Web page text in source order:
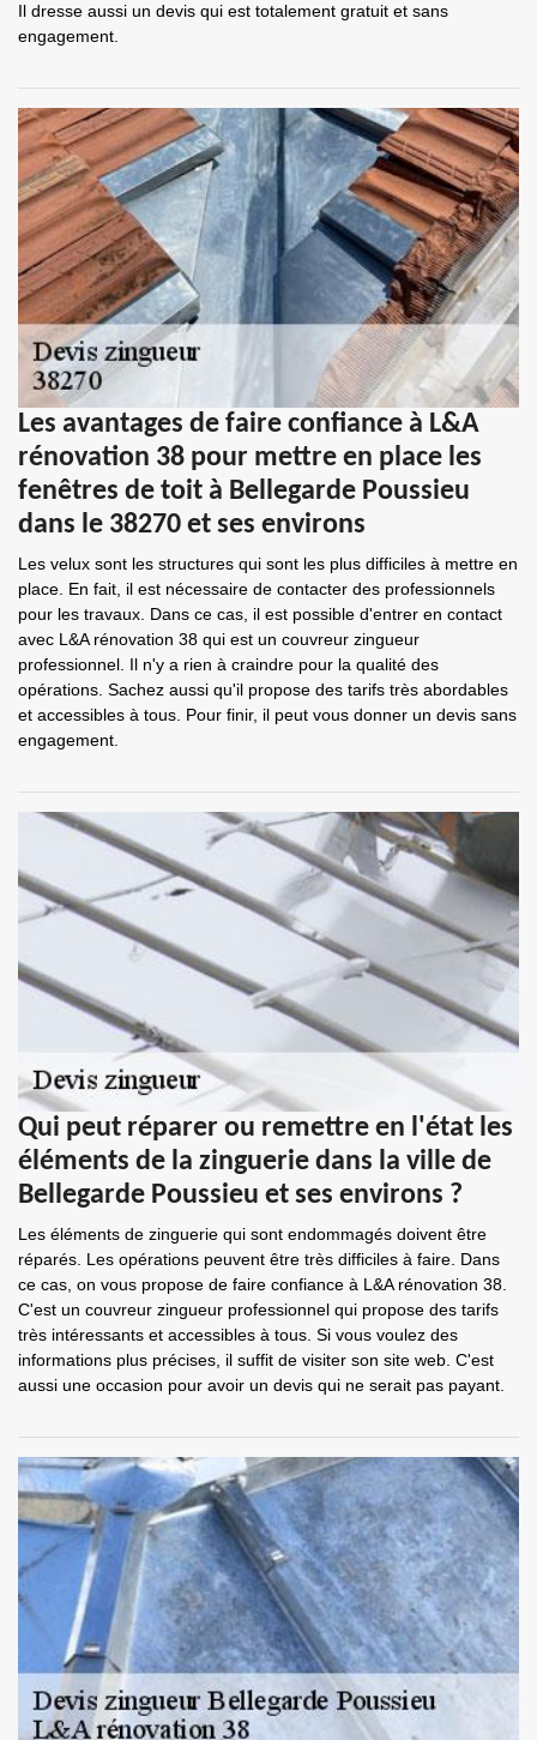
Il dresse aussi un devis qui est totalement gratuit et sans
engagement.
Les avantages de faire confiance à L&A
rénovation 38 pour mettre en place les
fenêtres de toit à Bellegarde Poussieu
dans le 38270 et ses environs
Les velux sont les structures qui sont les plus difficiles à mettre en
place. En fait, il est nécessaire de contacter des professionnels
pour les travaux. Dans ce cas, il est possible d'entrer en contact
avec L&A rénovation 38 qui est un couvreur zingueur
professionnel. Il n'y a rien à craindre pour la qualité des
opérations. Sachez aussi qu'il propose des tarifs très abordables
et accessibles à tous. Pour finir, il peut vous donner un devis sans
engagement.
Qui peut réparer ou remettre en l'état les
éléments de la zinguerie dans la ville de
Bellegarde Poussieu et ses environs ?
Les éléments de zinguerie qui sont endommagés doivent être
réparés. Les opérations peuvent être très difficiles à faire. Dans
ce cas, on vous propose de faire confiance à L&A rénovation 38.
C'est un couvreur zingueur professionnel qui propose des tarifs
très intéressants et accessibles à tous. Si vous voulez des
informations plus précises, il suffit de visiter son site web. C'est
aussi une occasion pour avoir un devis qui ne serait pas payant.